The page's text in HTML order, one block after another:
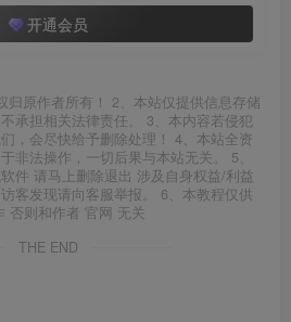
开通会员
归原作者所有！ 2、本站仅提供信息存储
承担相关法律责任。 3、本内容若侵犯
，会尽快给予删除处理！ 4、本站全资
非法操作，一切后果与本站无关。 5、
件 请马上删除退出 涉及自身权益/利益
客发现请向客服举报。 6、本教程仅供
否则和作者 官网 无关
THE END